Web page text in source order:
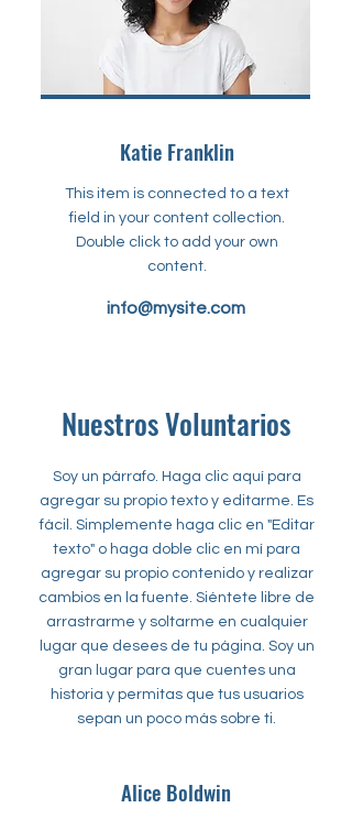
Katie Franklin
This item is connected to a text
field in your content collection.
Double click to add your own
content.
info@mysite.com
Nuestros Voluntarios
Soy un párrafo. Haga clic aquí para
agregar su propio texto y editarme. Es
fácil. Simplemente haga clic en "Editar
texto" o haga doble clic en mí para
agregar su propio contenido y realizar
cambios en la fuente. Siéntete libre de
arrastrarme y soltarme en cualquier
lugar que desees de tu página. Soy un
gran lugar para que cuentes una
historia y permitas que tus usuarios
sepan un poco más sobre ti.
Alice Boldwin